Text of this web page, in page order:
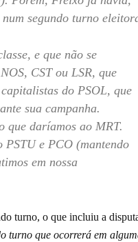
segundo turno
e que não se
CST ou LSR, que
do PSOL, que
sua campanha.
que daríamos ao MRT.
e PCO (mantendo
em nossa
turno, o que incluiu a
turno que ocorrerá em